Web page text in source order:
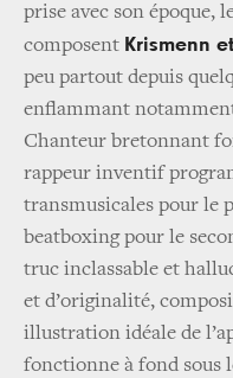
prise avec son époque,
composent Krismenn
peu partout depuis
enflammant
Chanteur bretonnant
rappeur inventif
transmusicales pour le
beatboxing pour le
truc inclassable et
et d’originalité,
illustration idéale de
fonctionne à fond sous